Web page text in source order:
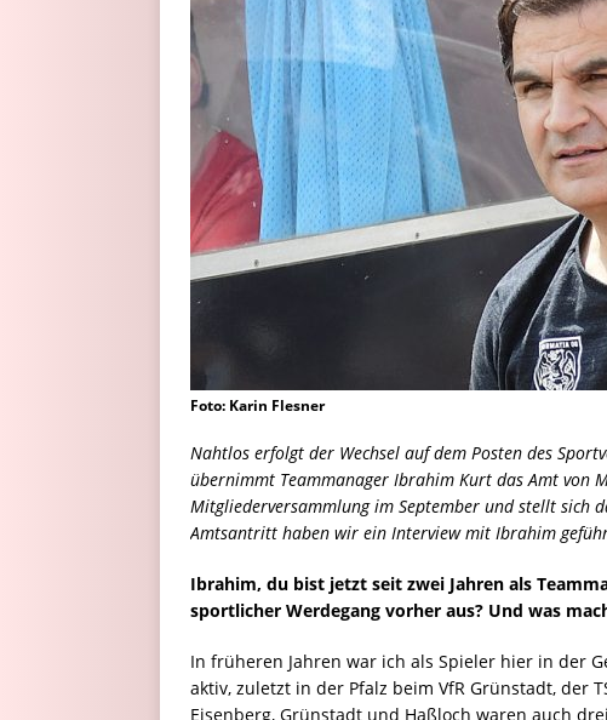
Foto: Karin Flesner
Nahtlos erfolgt der Wechsel auf dem Posten des
übernimmt Teammanager Ibrahim Kurt das Amt von
Mitgliederversammlung im September und stellt sich
Amtsantritt haben wir ein Interview mit Ibrahim
Ibrahim, du bist jetzt seit zwei Jahren als
sportlicher Werdegang vorher aus? Und was
In früheren Jahren war ich als Spieler hier in der
aktiv, zuletzt in der Pfalz beim VfR Grünstadt, der
Eisenberg, Grünstadt und Haßloch waren auch